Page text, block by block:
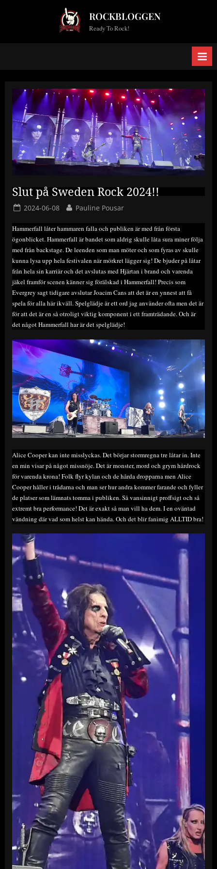
ROCKBLOGGEN
Ready To Rock!
Slut på Sweden Rock 2024!!
Posted
2024-06-08 By
Pauline Pousar
Hammerfall låter hammaren falla och publiken är med från första
ögonblicket. Hammerfall är bandet som aldrig skulle låta sura miner följa
med från backstage. De leenden som man möter och som fyras av skulle
kunna lysa upp hela festivalen när mörkret lägger sig! De bjuder på låtar
från hela sin karriär och det avslutas med Hjärtan i brand och varenda
jäkel framför scenen känner sig förälskad i Hammerfall! Precis som
Evergrey sagt tidigare avslutar Joacim Cans att det är en ynnest att få
spela för alla här ikväll. Spelglädje är ett ord jag använder ofta men det är
för att det är en så otroligt viktig komponent i ett framträdande. Och är
det något Hammerfall har är det spelglädje!
Alice Cooper kan inte misslyckas. Det börjar stormregna tre låtar in. Inte
en min visar på något missnöje. Det är monster, mord och grym hårdrock
för varenda krona! Folk flyr kylan och de hårda dropparna men Alice
Cooper håller i trådarna och man ser hur andra kommer farande och fyller
de platser som lämnats tomma i publiken. Så vansinnigt proffsigt och så
extremt bra performance! Det är exakt så man vill ha dem. I en oväntad
vändning där vad som helst kan hända. Och det blir fanimig ALLTID bra!